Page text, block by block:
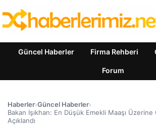
Güncel Haberler Firma Rehberi
Forum
Haberler›Güncel Haberler›
Bakan Işıkhan: En Düşük Emekli Maaşı
Açıklandı